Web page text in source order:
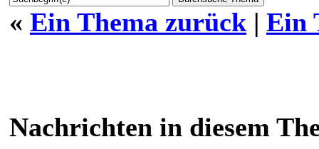
« Ein Thema zurück | Ein
Nachrichten in diesem